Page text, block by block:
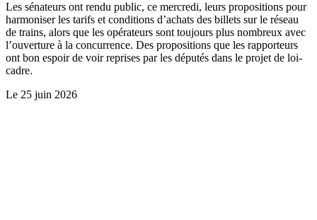
Les sénateurs ont rendu public, ce mercredi, leurs propositions pour
harmoniser les tarifs et conditions d’achats des billets sur le réseau
de trains, alors que les opérateurs sont toujours plus nombreux avec
l’ouverture à la concurrence. Des propositions que les rapporteurs
ont bon espoir de voir reprises par les députés dans le projet de loi-
cadre.
Le 25 juin 2026